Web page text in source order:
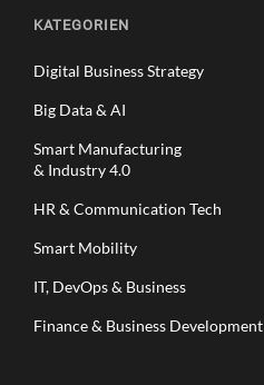
KATEGORIEN
Digital Business Strategy
Big Data & AI
Smart Manufacturing
& Industry 4.0
HR & Communication Tech
Smart Mobility
IT, DevOps & Business
Finance & Business Development